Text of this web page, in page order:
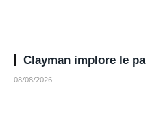
Clayman implore le
08/08/2026